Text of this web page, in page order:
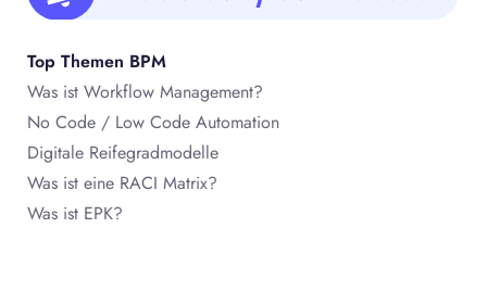
Top Themen BPM
Was ist Workflow Management?
No Code / Low Code Automation
Digitale Reifegradmodelle
Was ist eine RACI Matrix?
Was ist EPK?